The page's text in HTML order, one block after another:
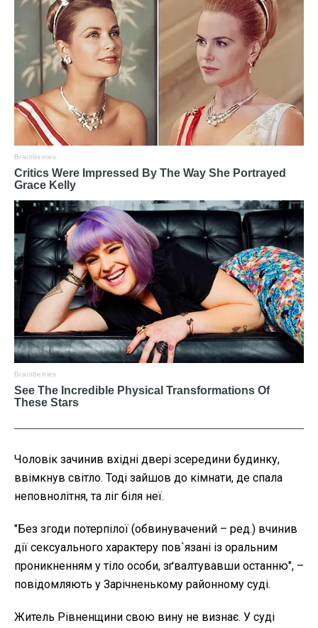
Чоловік зачинив вхідні двері зсередини будинку,
ввімкнув світло. Тоді зайшов до кімнати, де спала
неповнолітня, та ліг біля неї.
"Без згоди потерпілої (обвинувачений – ред.) вчинив
дії сексуального характеру пов`язані із оральним
проникненням у тіло особи, зґвалтувавши останню", –
повідомляють у Зарічненькому районному суді.
Житель Рівненщини свою вину не визнає. У суді